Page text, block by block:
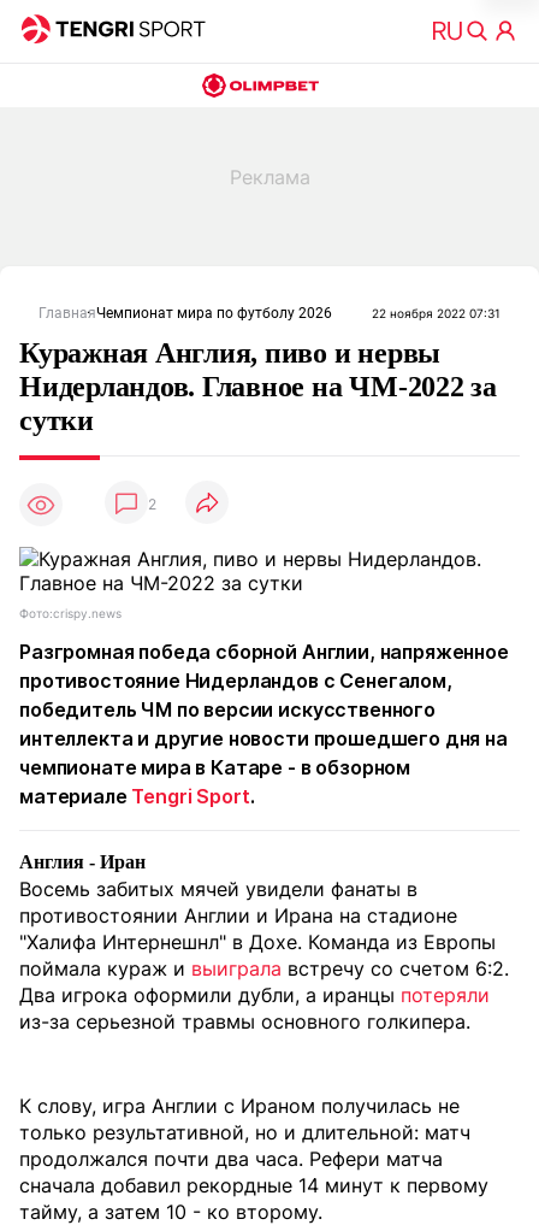
ГлавнаяЧемпионат мира по футболу 2026 22 ноября 2022 07:31
Куражная Англия, пиво и нервы
Нидерландов. Главное на ЧМ-2022 за
сутки
2
Фото:crispy.news
Разгромная победа сборной Англии, напряженное
противостояние Нидерландов с Сенегалом,
победитель ЧМ по версии искусственного
интеллекта и другие новости прошедшего дня на
чемпионате мира в Катаре - в обзорном
материале Tengri Sport.
Англия - Иран
Восемь забитых мячей увидели фанаты в
противостоянии Англии и Ирана на стадионе
"Халифа Интернешнл" в Дохе. Команда из Европы
поймала кураж и выиграла встречу со счетом 6:2.
Два игрока оформили дубли, а иранцы потеряли
из-за серьезной травмы основного голкипера.
К слову, игра Англии с Ираном получилась не
только результативной, но и длительной: матч
продолжался почти два часа. Рефери матча
сначала добавил рекордные 14 минут к первому
тайму, а затем 10 - ко второму.